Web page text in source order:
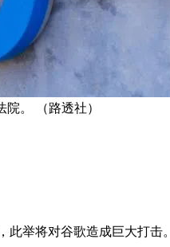
。 （路透社）
此举将对谷歌造成巨大打击。